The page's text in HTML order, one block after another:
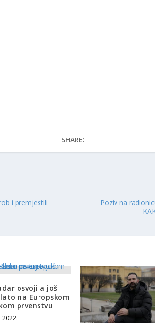
SHARE:
i premjestili
Poziv na
–
osvojila još
na Europskom
prvenstvu
2022.